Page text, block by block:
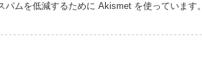
パムを低減するために Akismet を使っています。